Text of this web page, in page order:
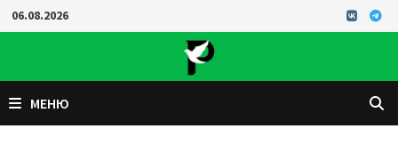
Перейти
к
06.08.2026
МЕНЮ